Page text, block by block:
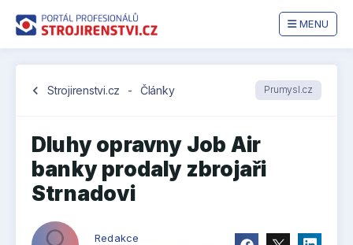
MENU
chevron_left Strojirenstvi.cz - Články Prumysl.cz
Dluhy opravny Job Air
banky prodaly zbrojaři
Strnadovi
Redakce